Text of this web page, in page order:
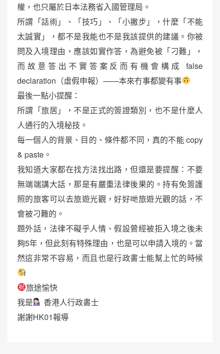
權，也只屬於日本法務省入國管理局。
所謂「話術」、「技巧」、「小撇步」，什麼「不能
太誠實」，都不是我能也不是我該提供的建議。你被
問及入境理由，應該如實作答，為避免被「刁難」，
而故意答出不實答案反而有機會構成 false
declaration（虛假申報）——本來冇事都變有事
最後一點小提醒：
所謂「旅居」，不是正式的簽證類別，也不是什麼人
人通行的入境秘技。
每一個人的背景、目的、條件都不同，真的不能 copy
& paste。
我知道大家都在找方法找出路，但還是要提醒：不要
無端端講大話，那是有嚴重法律後果的。持有免簽護
照的旅客可以去旅遊光觀，好好哋旅遊光觀的話，不
會被刁難的。
題外話，法律不礙乎人情、假設曾經被拒入境之後未
夠5年，但此刻有特殊理由，也是可以申請入境的。當
然這非常不容易，而且也是行政書士能幫上忙的時候
旅途愉快
我是
香港人行政書士
謝謝HK01報導